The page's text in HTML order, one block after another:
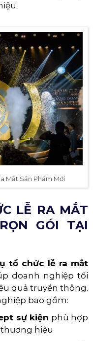
Mắt Sản Phẩm Mới
LỄ RA MẮT
GÓI TẠI
tổ chức lễ ra mắt
doanh nghiệp tối
quả truyền thông.
bao gồm:
sự kiện phù hợp
hiệu